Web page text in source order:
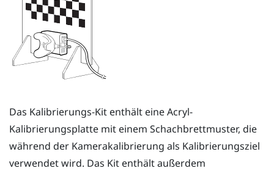
Das Kalibrierungs-Kit enthält eine Acryl-
Kalibrierungsplatte mit einem Schachbrettmuster, die
während der Kamerakalibrierung als Kalibrierungsziel
verwendet wird. Das Kit enthält außerdem